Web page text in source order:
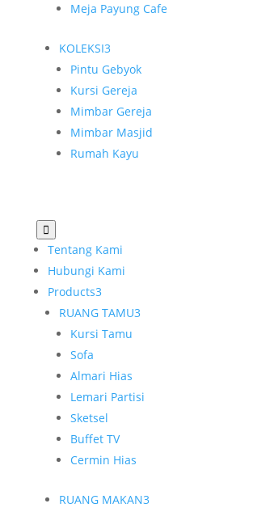
Meja Payung Cafe
KOLEKSI3
Pintu Gebyok
Kursi Gereja
Mimbar Gereja
Mimbar Masjid
Rumah Kayu

Tentang Kami
Hubungi Kami
Products3
RUANG TAMU3
Kursi Tamu
Sofa
Almari Hias
Lemari Partisi
Sketsel
Buffet TV
Cermin Hias
RUANG MAKAN3